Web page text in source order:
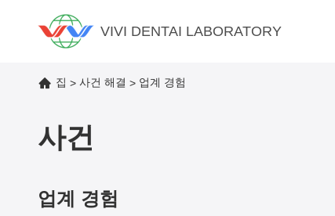
VIVI DENTAI LABORATORY
집 > 사건 해결 > 업계 경험
사건
업계 경험